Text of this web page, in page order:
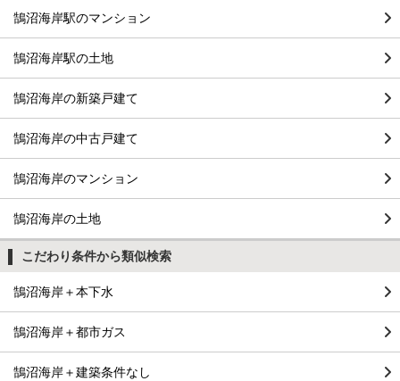
鵠沼海岸駅のマンション
鵠沼海岸駅の土地
鵠沼海岸の新築戸建て
鵠沼海岸の中古戸建て
鵠沼海岸のマンション
鵠沼海岸の土地
こだわり条件から類似検索
鵠沼海岸＋本下水
鵠沼海岸＋都市ガス
鵠沼海岸＋建築条件なし